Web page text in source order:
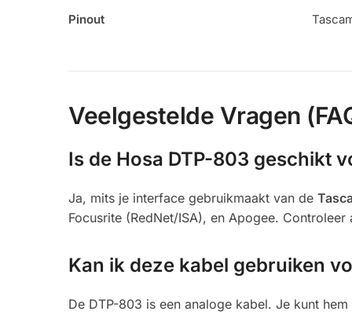
Pinout
Veelgestelde Vragen
Is de Hosa DTP-803 geschikt
Ja, mits je interface gebruikmaakt van de
Focusrite (RedNet/ISA), en Apogee.
Kan ik deze kabel gebruiken
De DTP-803 is een analoge kabel. Je kunt